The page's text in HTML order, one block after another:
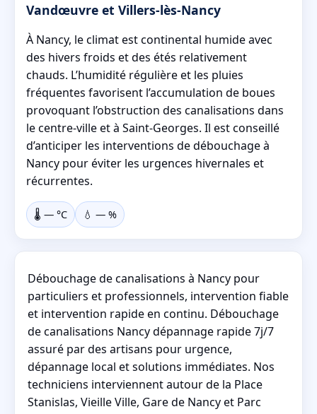
Vandœuvre et Villers-lès-Nancy
À Nancy, le climat est continental humide avec
des hivers froids et des étés relativement
chauds. L’humidité régulière et les pluies
fréquentes favorisent l’accumulation de boues
provoquant l’obstruction des canalisations dans
le centre-ville et à Saint-Georges. Il est conseillé
d’anticiper les interventions de débouchage à
Nancy pour éviter les urgences hivernales et
récurrentes.
🌡️ — °C 💧 — %
Débouchage de canalisations à Nancy pour
particuliers et professionnels, intervention fiable
et intervention rapide en continu. Débouchage
de canalisations Nancy dépannage rapide 7j/7
assuré par des artisans pour urgence,
dépannage local et solutions immédiates. Nos
techniciens interviennent autour de la Place
Stanislas, Vieille Ville, Gare de Nancy et Parc